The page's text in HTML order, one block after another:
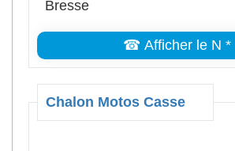
Bresse
☎ Afficher le N *
Chalon Motos Casse